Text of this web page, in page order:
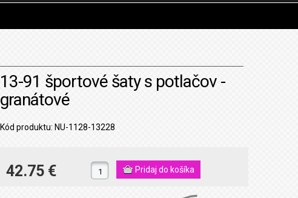
13-91 športové šaty s potlačov -
granátové
Kód produktu: NU-1128-13228
42.75 €